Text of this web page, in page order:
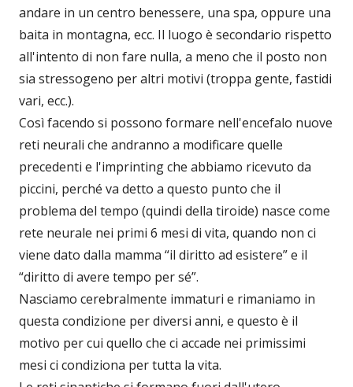
andare in un centro benessere, una spa, oppure una
baita in montagna, ecc. Il luogo è secondario rispetto
all'intento di non fare nulla, a meno che il posto non
sia stressogeno per altri motivi (troppa gente, fastidi
vari, ecc.).
Così facendo si possono formare nell'encefalo nuove
reti neurali che andranno a modificare quelle
precedenti e l'imprinting che abbiamo ricevuto da
piccini, perché va detto a questo punto che il
problema del tempo (quindi della tiroide) nasce come
rete neurale nei primi 6 mesi di vita, quando non ci
viene dato dalla mamma “il diritto ad esistere” e il
“diritto di avere tempo per sé”.
Nasciamo cerebralmente immaturi e rimaniamo in
questa condizione per diversi anni, e questo è il
motivo per cui quello che ci accade nei primissimi
mesi ci condiziona per tutta la vita.